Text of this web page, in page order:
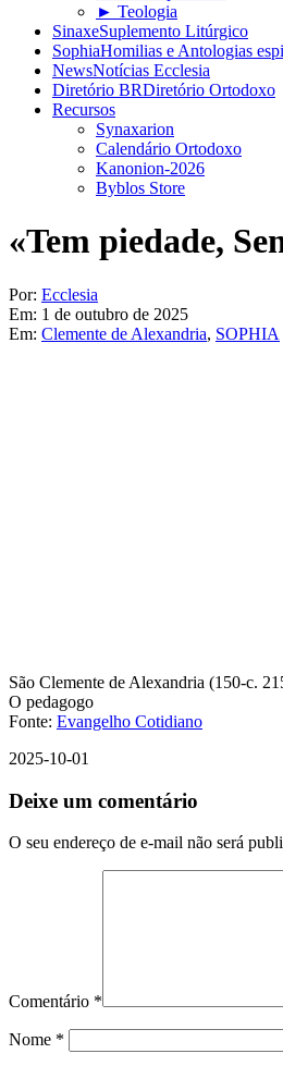
► Teologia
SinaxeSuplemento Litúrgico
SophiaHomilias e Antologias
NewsNotícias Ecclesia
Diretório BRDiretório Ortodoxo
Recursos
Synaxarion
Calendário Ortodoxo
Kanonion-2026
Byblos Store
«Tem piedade,
Por: Ecclesia
Em: 1 de outubro de 2025
Em: Clemente de Alexandria, SOPHIA
São Clemente de Alexandria (150-c.
O pedagogo
Fonte: Evangelho Cotidiano
2025-10-01
Deixe um comentário
O seu endereço de e-mail não será
Comentário *
Nome *